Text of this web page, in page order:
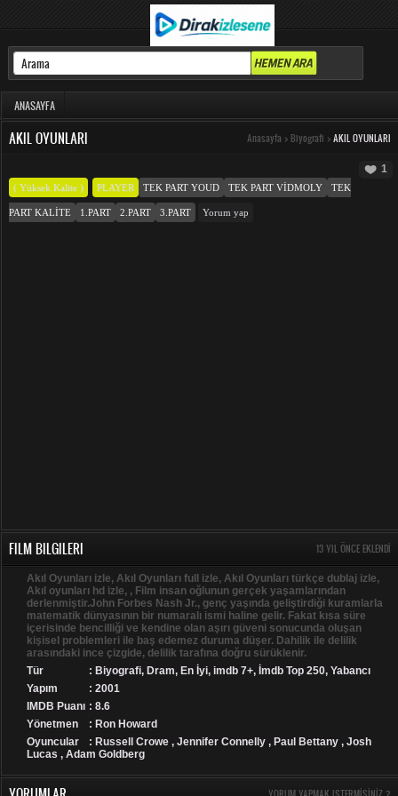
ANASAYFA
AKIL OYUNLARI Anasayfa > Biyografi > AKIL OYUNLARI
1
( Yüksek Kalite ) PLAYER TEK PART YOUD TEK PART VIDMOLY TEK
PART KALITE 1.PART 2.PART 3.PART Yorum yap
FILM BILGILERI 13 YIL ÖNCE EKLENDI
Akıl Oyunları izle, Akıl Oyunları full izle, Akıl Oyunları türkçe dublaj izle,
Akıl oyunları hd izle, , Film insan oğlunun gerçek yaşamlarından
derlenmiştir.John Forbes Nash Jr., genç yaşında geliştirdiği kuramlarla
matematik dünyasının bir numaralı ismi haline gelir. Fakat kısa süre
içerisinde bencilliği ve kendine olan aşırı güveni sonucunda oluşan
kişisel problemleri ile baş edemez duruma düşer. Dahilik ile delilik
arasındaki ince çizgide, delilik tarafına doğru sürüklenir.
Tür
: Biyografi, Dram, En İyi, imdb 7+, İmdb Top 250, Yabancı
Yapım
: 2001
IMDB Puanı : 8.6
Yönetmen
: Ron Howard
Oyuncular
: Russell Crowe , Jennifer Connelly , Paul Bettany , Josh
Lucas , Adam Goldberg